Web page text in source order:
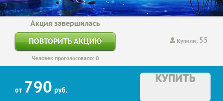
Купили: 55
Акция завершилась
ПОВТОРИТЬ АКЦИЮ
Человек проголосовало: 0
от 790 руб.
КУПИТЬ